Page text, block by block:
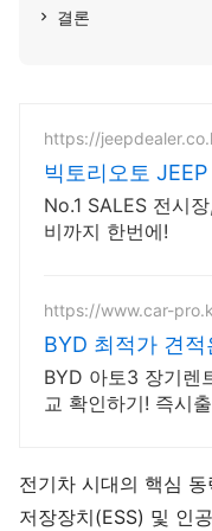
결론
https://
빅토리오토
종 시승가능,친절
No.1 SALES 전시
비까지 한번에!
https://www.car-
BYD 최적가 견적
BYD 특가차량 무
BYD 아토3 장기렌
교 확인하기! 즉시
빠른출고 선점하세
전기차 시대의 핵심
저장장치(ESS) 및 인